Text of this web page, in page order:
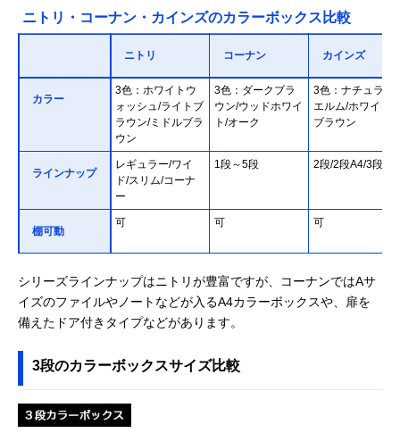
ニトリ・コーナン・カインズのカラーボックス比較
ニトリ コーナン カインズ
カラー
3色：ホワイトウ
ォッシュ/ライトブ
ラウン/ミドルブラ
ウン
3色：ダークブラ
ウン/ウッドホワイ
ト/オーク
3色：ナチュラル
エルム/ホワイト/
ブラウン
ラインナップ
レギュラー/ワイ
ド/スリム/コーナ
ー
1段～5段 2段/2段A4/3段
棚可動
可 可 可
シリーズラインナップはニトリが豊富ですが、コーナンではAサ
イズのファイルやノートなどが入るA4カラーボックスや、扉を
備えたドア付きタイプなどがあります。
3段のカラーボックスサイズ比較